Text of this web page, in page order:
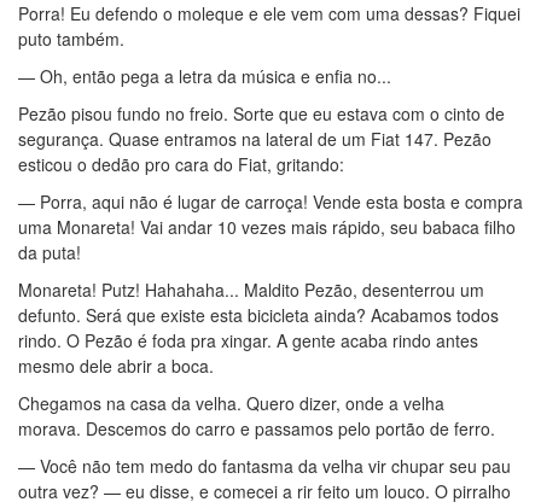
Porra! Eu defendo o moleque e ele vem com uma dessas? Fiquei
puto também.
— Oh, então pega a letra da música e enfia no...
Pezão pisou fundo no freio. Sorte que eu estava com o cinto de
segurança. Quase entramos na lateral de um Fiat 147. Pezão
esticou o dedão pro cara do Fiat, gritando:
— Porra, aqui não é lugar de carroça! Vende esta bosta e compra
uma Monareta! Vai andar 10 vezes mais rápido, seu babaca filho
da puta!
Monareta! Putz! Hahahaha... Maldito Pezão, desenterrou um
defunto. Será que existe esta bicicleta ainda? Acabamos todos
rindo. O Pezão é foda pra xingar. A gente acaba rindo antes
mesmo dele abrir a boca.
Chegamos na casa da velha. Quero dizer, onde a velha
morava. Descemos do carro e passamos pelo portão de ferro.
— Você não tem medo do fantasma da velha vir chupar seu pau
outra vez? — eu disse, e comecei a rir feito um louco. O pirralho